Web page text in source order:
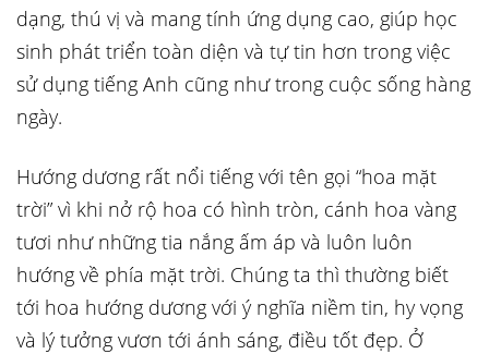
dạng, thú vị và mang tính ứng dụng cao, giúp học
sinh phát triển toàn diện và tự tin hơn trong việc
sử dụng tiếng Anh cũng như trong cuộc sống hàng
ngày.
Hướng dương rất nổi tiếng với tên gọi “hoa mặt
trời” vì khi nở rộ hoa có hình tròn, cánh hoa vàng
tươi như những tia nắng ấm áp và luôn luôn
hướng về phía mặt trời. Chúng ta thì thường biết
tới hoa hướng dương với ý nghĩa niềm tin, hy vọng
và lý tưởng vươn tới ánh sáng, điều tốt đẹp. Ở